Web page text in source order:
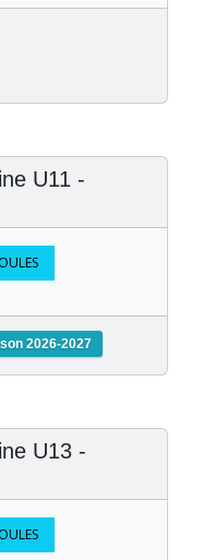
U11 -
2026-2027
U13 -